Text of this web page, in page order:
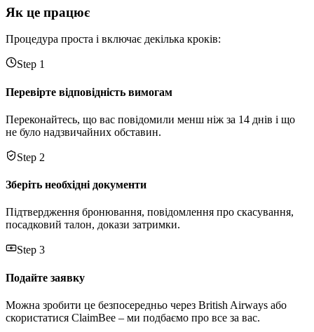
Як це працює
Процедура проста і включає декілька кроків:
Step 1
Перевірте відповідність вимогам
Переконайтесь, що вас повідомили менш ніж за 14 днів і що
не було надзвичайних обставин.
Step 2
Зберіть необхідні документи
Підтвердження бронювання, повідомлення про скасування,
посадковий талон, докази затримки.
Step 3
Подайте заявку
Можна зробити це безпосередньо через British Airways або
скористатися ClaimBee – ми подбаємо про все за вас.